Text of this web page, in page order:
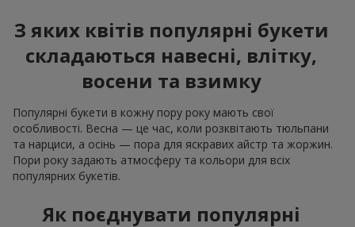
З яких квітів популярні букети
складаються навесні, влітку,
восени та взимку
Популярні букети в кожну пору року мають свої
особливості. Весна — це час, коли розквітають тюльпани
та нарциси, а осінь — пора для яскравих айстр та жоржин.
Пори року задають атмосферу та кольори для всіх
популярних букетів.
Як поєднувати популярні